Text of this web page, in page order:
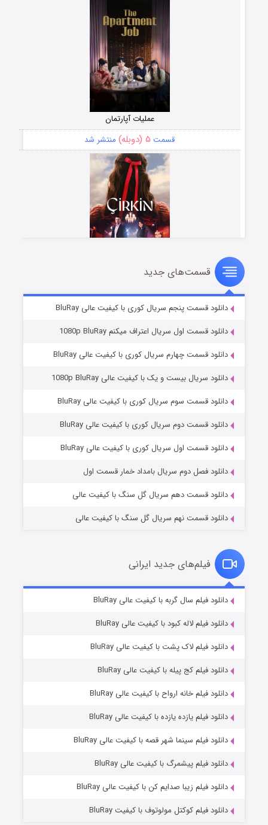
عملیات آپارتمان
قسمت ۵ (دوبله) منتشر شد
سریال زشت
قسمت۲ (زیرنویس) منتشر شد
مردگان متحرک: شهر مرده ۳
قسمت۲ (زیرنویس) منتشر شد
قسمت۷ (زیرنویس) منتشر شد
قسمت‌های جدید
دانلود قسمت پنجم سریال کوری با کیفیت عالی BluRay
دانلود قسمت اول سریال اعتراف میکنم 1080p BluRay
دانلود قسمت چهارم سریال کوری با کیفیت عالی BluRay
دانلود سریال بیست و یک با کیفیت عالی 1080p BluRay
دانلود قسمت سوم سریال کوری با کیفیت عالی BluRay
دانلود قسمت دوم سریال کوری با کیفیت عالی BluRay
دانلود قسمت اول سریال کوری با کیفیت عالی BluRay
دانلود فصل دوم سریال بامداد خمار قسمت اول
دانلود قسمت دهم سریال گل سنگ با کیفیت عالی
دانلود قسمت نهم سریال گل سنگ با کیفیت عالی
فیلم‌های جدید ایرانی
دانلود فیلم سال گربه با کیفیت عالی BluRay
دانلود فیلم لاله کبود با کیفیت عالی BluRay
دانلود فیلم لاک پشت با کیفیت عالی BluRay
دانلود فیلم کج‌ پیله با کیفیت عالی BluRay
دانلود فیلم خانه ارواح با کیفیت عالی BluRay
دانلود فیلم یازده یازده با کیفیت عالی BluRay
دانلود فیلم سینما شهر قصه با کیفیت عالی BluRay
دانلود فیلم پیشمرگ با کیفیت عالی BluRay
دانلود فیلم زیبا صدایم کن با کیفیت عالی BluRay
دانلود فیلم کوکتل مولوتوف با کیفیت BluRay